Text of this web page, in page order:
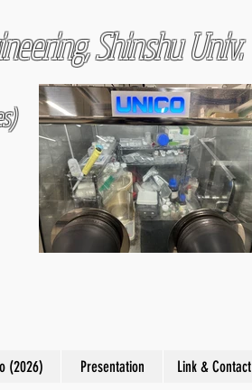
)
Shinshu Univ.
(2026) Presentation Link & Contact